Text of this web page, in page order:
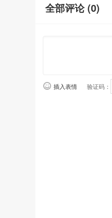
全部评论 (0)
插入表情 验证码：